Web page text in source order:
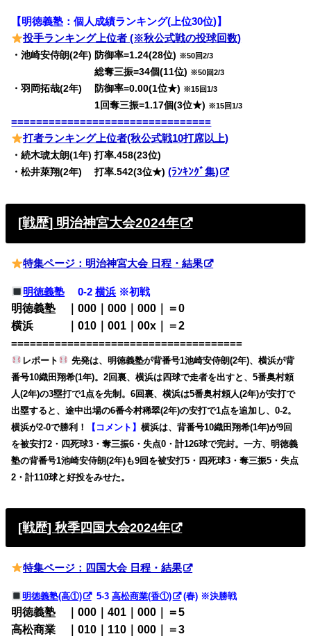
【明徳義塾：個人成績ランキング(上位30位)】
投手ランキング上位者 (※秋公式戦の投球回数)
・池崎安侍朗(2年) 防御率=1.24(28位) ※50回2/3
総奪三振=34個(11位) ※50回2/3
・羽岡拓哉(2年) 防御率=0.00(1位★) ※15回1/3
・羽岡拓哉(2年)1回奪三振=1.17個(3位★) ※15回1/3
================================
打者ランキング上位者(秋公式戦10打席以上)
・続木琥太朗(1年) 打率.458(23位)
・松井萊翔(2年) 打率.542(3位★)(ﾗﾝｷﾝｸﾞ集)
[戦歴] 明治神宮大会2024年
特集ページ：明治神宮大会 日程・結果
明徳義塾 0-2横浜 ※初戦
明徳義塾 ｜000｜000｜000｜＝0
横浜 ｜010｜001｜00x｜＝2
=====================================
レポート
先発は、明徳義塾が背番号1池崎安侍朗(2年)、横浜が背
番号10織田翔希(1年)。2回裏、横浜は四球で走者を出すと、5番奥村頼
人(2年)の3塁打で1点を先制。6回裏、横浜は5番奥村頼人(2年)が安打で
出塁すると、途中出場の6番今村稀翠(2年)の安打で1点を追加し、0-2。
横浜が2-0で勝利！
【コメント】横浜は、背番号10織田翔希(1年)が9回
を被安打2・四死球3・奪三振6・失点0・計126球で完封。一方、明徳義
塾の背番号1池崎安侍朗(2年)も9回を被安打5・四死球3・奪三振5・失点
2・計110球と好投をみせた。
[戦歴] 秋季四国大会2024年
特集ページ：四国大会 日程・結果
明徳義塾(高①) 5-3 高松商業(香①) (春) ※決勝戦
明徳義塾 ｜000｜401｜000｜＝5
高松商業 ｜010｜110｜000｜＝3